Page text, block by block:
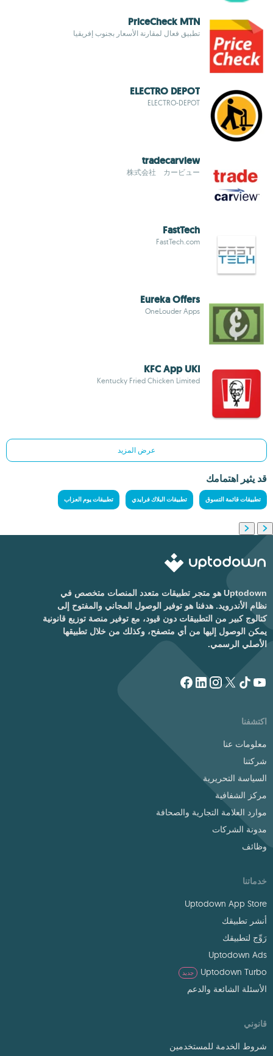
PriceCheck MTN
تطبيق فعال لمقارنة الأسعار بجنوب إفريقيا
ELECTRO DEPOT
ELECTRO-DEPOT
tradecarview
株式会社 カービュー
FastTech
FastTech.com
Eureka Offers
OneLouder Apps
KFC App UKI
Kentucky Fried Chicken Limited
عرض المزيد
قد يثير اهتمامك
تطبيقات قائمة التسوق تطبيقات البلاك فرايدي تطبيقات يوم العزاب
Uptodown هو متجر تطبيقات متعدد المنصات متخصص في
نظام الأندرويد. هدفنا هو توفير الوصول المجاني والمفتوح إلى
كتالوج كبير من التطبيقات دون قيود، مع توفير منصة توزيع قانونية
يمكن الوصول إليها من أي متصفح، وكذلك من خلال تطبيقها
الأصلي الرسمي.
اكتشفنا
معلومات عنا
شركتنا
السياسة التحريرية
مركز الشفافية
موارد العلامة التجارية والصحافة
مدونة الشركات
وظائف
خدماتنا
Uptodown App Store
أنشر تطبيقك
رَوِّج لتطبيقك
Uptodown Ads
Uptodown Turbo
جديد
الأسئلة الشائعة والدعم
قانوني
شروط الخدمة للمستخدمين